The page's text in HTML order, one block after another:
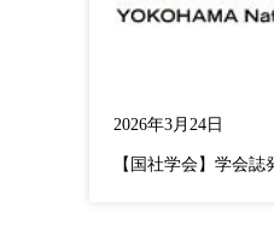
2026年3月24日
【国社学会】学会